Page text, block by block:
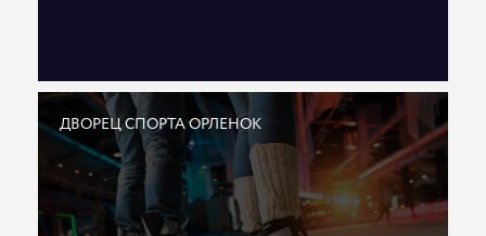
ДВОРЕЦ СПОРТА ОРЛЕНОК